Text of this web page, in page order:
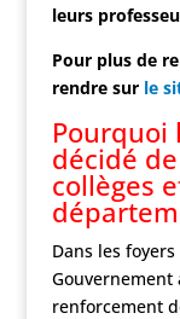
leurs
Pour plus de
rendre sur le
Pourquoi
décidé
collèges
Dans les
Gouvernement
renforcement